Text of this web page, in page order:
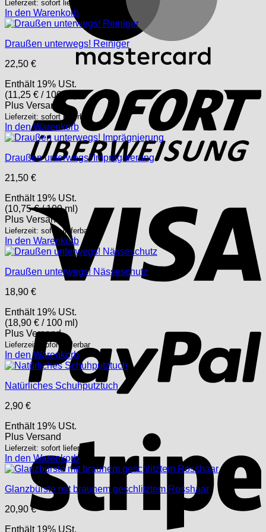
Lieferzeit: sofort lieferbar
In den Warenkorb
Draußen unterwegs! Reiniger
22,50 €
Enthält 19% USt.
(11,25 € / 100 ml)
Plus Versand
Lieferzeit: sofort lieferbar
In den Warenkorb
Draußen unterwegs! Imprägnierung
21,50 €
Enthält 19% USt.
(10,75€/ 100 ml)
Plus Versand
Lieferzeit: sofort lieferbar
In den Warenkorb
Draußen unterwegs! Nässeschutz
18,90 €
Enthält 19% USt.
(18,90 € / 100 ml)
Plus Versand
Lieferzeit: sofort lieferbar
In den Warenkorb
Natürliches Schuhputztuch
2,90 €
Enthält 19% USt.
Plus Versand
Lieferzeit: sofort lieferbar
In den Warenkorb
Glanzbürste mit braunem geschlitztem Rosshaar
20,90€
Enthält 19% USt.